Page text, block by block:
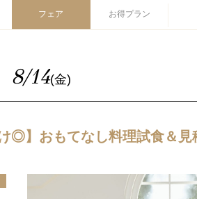
フェア お得プラン
8/14(金)
◎】おもてなし料理試食＆見